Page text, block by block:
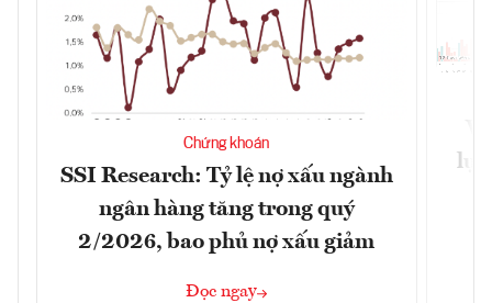
Chứng khoán
SSI Research: Tỷ lệ nợ xấu ngành
ngân hàng tăng trong quý
2/2026, bao phủ nợ xấu giảm
Đọc ngay
lực